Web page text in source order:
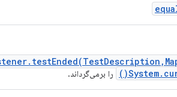
را برمی‌گرداند.